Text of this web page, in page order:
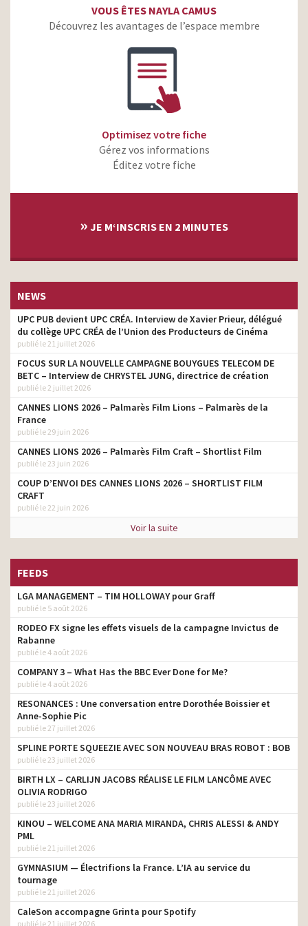
VOUS ÊTES NAYLA CAMUS
Découvrez les avantages de l’espace membre
Optimisez votre fiche
Gérez vos informations
Éditez votre fiche
» JE M‘INSCRIS EN 2 MINUTES
NEWS
UPC PUB devient UPC CRÉA. Interview de Xavier Prieur, délégué
du collège UPC CRÉA de l’Union des Producteurs de Cinéma
publié le 21 juillet 2026
FOCUS SUR LA NOUVELLE CAMPAGNE BOUYGUES TELECOM DE
BETC – Interview de CHRYSTEL JUNG, directrice de création
publié le 2 juillet 2026
CANNES LIONS 2026 – Palmarès Film Lions – Palmarès de la
France
publié le 29 juin 2026
CANNES LIONS 2026 – Palmarès Film Craft – Shortlist Film
publié le 23 juin 2026
COUP D’ENVOI DES CANNES LIONS 2026 – SHORTLIST FILM
CRAFT
publié le 22 juin 2026
Voir la suite
FEEDS
LGA MANAGEMENT – TIM HOLLOWAY pour Graff
publié le 5 août 2026
RODEO FX signe les effets visuels de la campagne Invictus de
Rabanne
publié le 4 août 2026
COMPANY 3 – What Has the BBC Ever Done for Me?
publié le 4 août 2026
RESONANCES : Une conversation entre Dorothée Boissier et
Anne-Sophie Pic
publié le 27 juillet 2026
SPLINE PORTE SQUEEZIE AVEC SON NOUVEAU BRAS ROBOT : BOB
publié le 23 juillet 2026
BIRTH LX – CARLIJN JACOBS RÉALISE LE FILM LANCÔME AVEC
OLIVIA RODRIGO
publié le 23 juillet 2026
KINOU – WELCOME ANA MARIA MIRANDA, CHRIS ALESSI & ANDY
PML
publié le 21 juillet 2026
GYMNASIUM — Électrifions la France. L’IA au service du
tournage
publié le 21 juillet 2026
CaleSon accompagne Grinta pour Spotify
publié le 21 juillet 2026